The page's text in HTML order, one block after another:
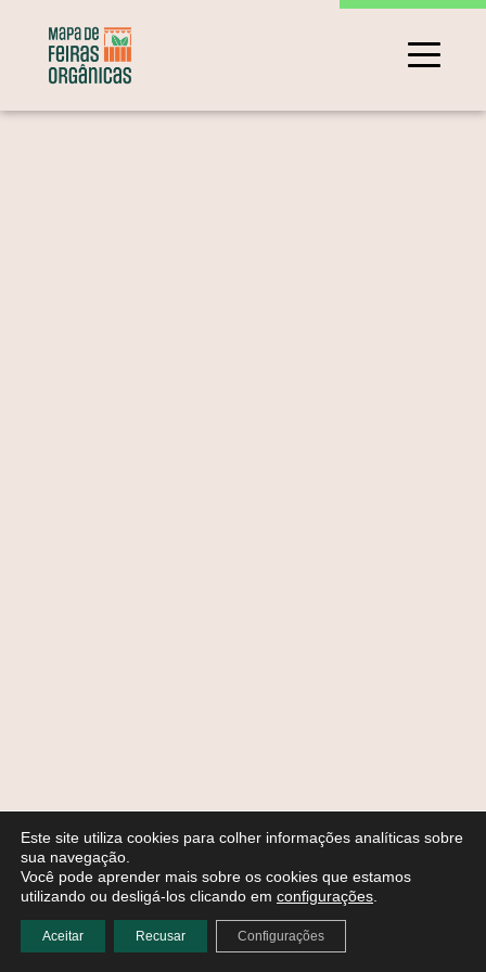
Este site utiliza cookies para colher informações analíticas sobre
sua navegação.
Você pode aprender mais sobre os cookies que estamos
utilizando ou desligá-los clicando em configurações
Aceitar Recusar Configurações